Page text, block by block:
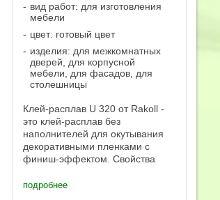
вид работ: для изготовления
мебели
цвет: готовый цвет
изделия: для межкомнатных
дверей, для корпусной
мебели, для фасадов, для
столешницы
Клей-расплав U 320 от Rakoll -
это клей-расплав без
наполнителей для окутывания
декоративными пленками с
финиш-эффектом. Свойства
РАКОЛЛ® U 320 - клей-расплав
подробнее